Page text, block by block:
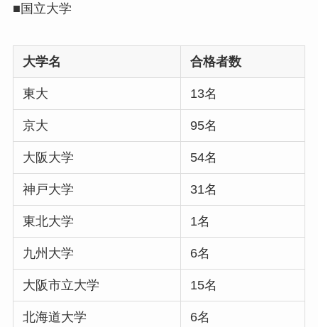
■国立大学
大学名 合格者数
東大 13名
京大 95名
大阪大学 54名
神戸大学 31名
東北大学 1名
九州大学 6名
大阪市立大学 15名
北海道大学 6名